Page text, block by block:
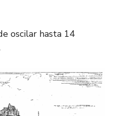
oscilar hasta 14